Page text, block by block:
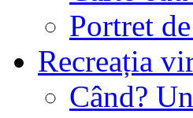
Portret
Recreația
Când?